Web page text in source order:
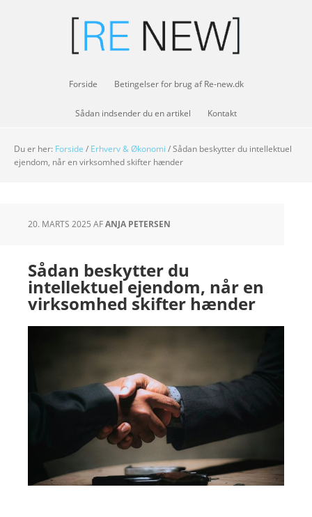
Forside Betingelser for brug af Re-new.dk
Sådan indsender du en artikel Kontakt
Du er her: Forside / Erhverv & Økonomi /Sådan beskytter du intellektuel
ejendom, når en virksomhed skifter hænder
20. MARTS 2025 AFANJA PETERSEN
Sådan beskytter du
intellektuel ejendom, når en
virksomhed skifter hænder